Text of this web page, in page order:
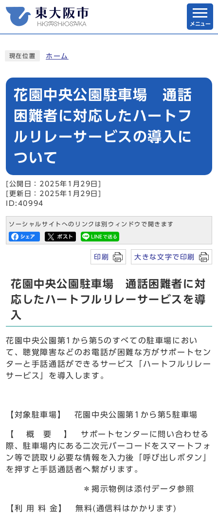
メニュー
現在位置 ホーム
花園中央公園駐車場 通話
困難者に対応したハートフ
ルリレーサービスの導入に
ついて
[公開日：2025年1月29日]
[更新日：2025年1月29日]
ID:40994
ソーシャルサイトへのリンクは別ウィンドウで開きます
印刷 大きな文字で印刷
花園中央公園駐車場 通話困難者に対
応したハートフルリレーサービスを導
入
花園中央公園第1から第5のすべての駐車場におい
て、聴覚障害などのお電話が困難な方がサポートセン
ターと手話通話ができるサービス「ハートフルリレー
サービス」を導入します。
【対象駐車場】 花園中央公園第1から第5駐車場
【 概 要 】 サポートセンターに問い合わせる
際、駐車場内にある二次元バーコードをスマートフォ
ン等で読取り必要な情報を入力後「呼び出しボタン」
を押すと手話通話者へ繋がります。
＊掲示物例は添付データ参照
【利 用 料 金】 無料(通信料はかかります)